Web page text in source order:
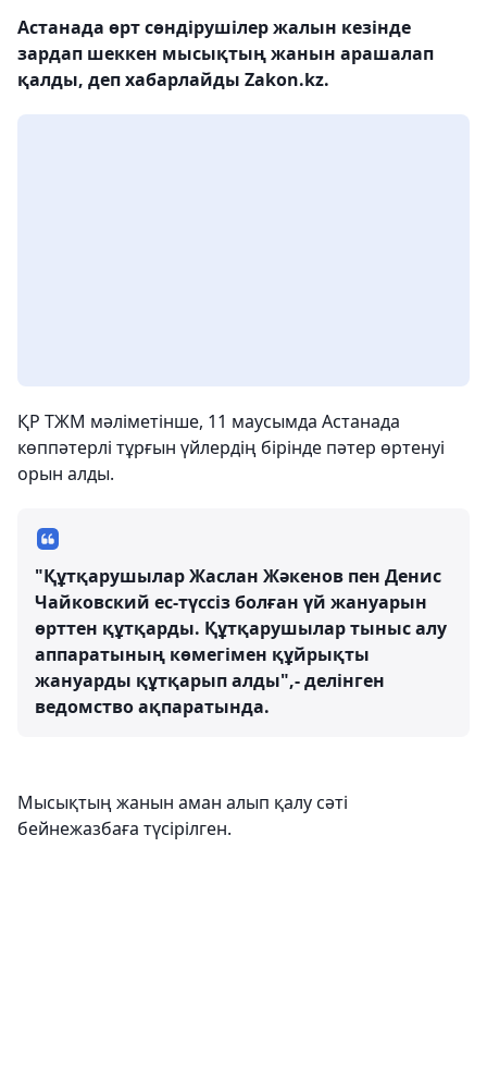
Астанада өрт сөндірушілер жалын кезінде
зардап шеккен мысықтың жанын арашалап
қалды, деп хабарлайды Zakon.kz.
ҚР ТЖМ мәліметінше, 11 маусымда Астанада
көппәтерлі тұрғын үйлердің бірінде пәтер өртенуі
орын алды.
"Құтқарушылар Жаслан Жәкенов пен Денис
Чайковский ес-түссіз болған үй жануарын
өрттен құтқарды. Құтқарушылар тыныс алу
аппаратының көмегімен құйрықты
жануарды құтқарып алды",- делінген
ведомство ақпаратында.
Мысықтың жанын аман алып қалу сәті
бейнежазбаға түсірілген.